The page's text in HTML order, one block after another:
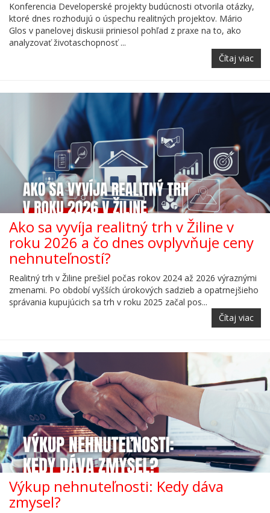
Konferencia Developerské projekty budúcnosti otvorila otázky,
ktoré dnes rozhodujú o úspechu realitných projektov. Mário
Glos v panelovej diskusii priniesol pohľad z praxe na to, ako
analyzovať životaschopnosť ...
Čítaj viac
Ako sa vyvíja realitný trh v Žiline v
roku 2026 a čo dnes ovplyvňuje ceny
nehnuteľností?
Realitný trh v Žiline prešiel počas rokov 2024 až 2026 výraznými
zmenami. Po období vyšších úrokových sadzieb a opatrnejšieho
správania kupujúcich sa trh v roku 2025 začal pos...
Čítaj viac
Výkup nehnuteľnosti: Kedy dáva
zmysel?